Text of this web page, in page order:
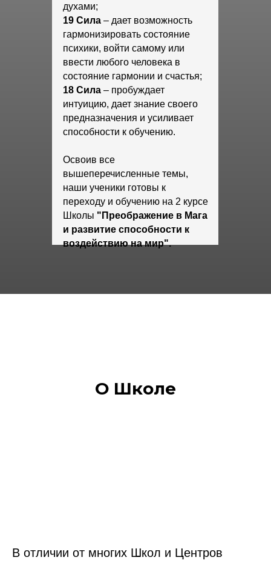
духами;
19 Сила – дает возможность
гармонизировать состояние
психики, войти самому или
ввести любого человека в
состояние гармонии и счастья;
18 Сила – пробуждает
интуицию, дает знание своего
предназначения и усиливает
способности к обучению.
Освоив все
вышеперечисленные темы,
наши ученики готовы к
переходу и обучению на 2 курсе
Школы "Преображение в Мага
и развитие способности к
воздействию на мир".
О Школе
В отличии от многих Школ и Центров